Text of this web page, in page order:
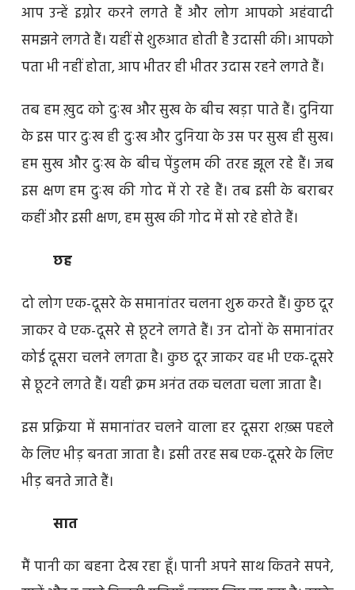
आप उन्हें इग्नोर करने लगते हैं और लोग आपको अहंवादी
समझने लगते हैं। यहीं से शुरुआत होती है उदासी की। आपको
पता भी नहीं होता, आप भीतर ही भीतर उदास रहने लगते हैं।
तब हम ख़ुद को दुःख और सुख के बीच खड़ा पाते हैं। दुनिया
के इस पार दुःख ही दुःख और दुनिया के उस पर सुख ही सुख।
हम सुख और दुःख के बीच पेंडुलम की तरह झूल रहे हैं। जब
इस क्षण हम दुःख की गोद में रो रहे हैं। तब इसी के बराबर
कहीं और इसी क्षण, हम सुख की गोद में सो रहे होते हैं।
छह
दो लोग एक-दूसरे के समानांतर चलना शुरू करते हैं। कुछ दूर
जाकर वे एक-दूसरे से छूटने लगते हैं। उन दोनों के समानांतर
कोई दूसरा चलने लगता है। कुछ दूर जाकर वह भी एक-दूसरे
से छूटने लगते हैं। यही क्रम अनंत तक चलता चला जाता है।
इस प्रक्रिया में समानांतर चलने वाला हर दूसरा शख़्स पहले
के लिए भीड़ बनता जाता है। इसी तरह सब एक-दूसरे के लिए
भीड़ बनते जाते हैं।
सात
मैं पानी का बहना देख रहा हूँ। पानी अपने साथ कितने सपने,